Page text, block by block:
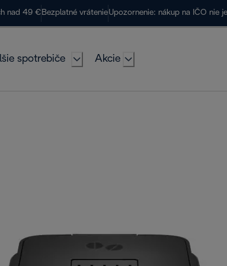
nad 49 € Bezplatné vrátenieUpozornenie: nákup na IČO nie
spotrebiče Akcie